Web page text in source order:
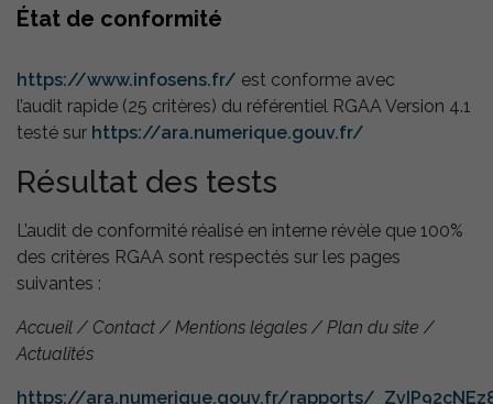
État de conformité
https://www.infosens.fr/ est conforme avec
l’audit rapide (25 critères) du référentiel RGAA Version 4.1
testé sur https://ara.numerique.gouv.fr/
Résultat des tests
L’audit de conformité réalisé en interne révèle que 100%
des critères RGAA sont respectés sur les pages
suivantes :
Accueil / Contact / Mentions légales / Plan du site /
Actualités
https://ara.numerique.gouv.fr/rapports/